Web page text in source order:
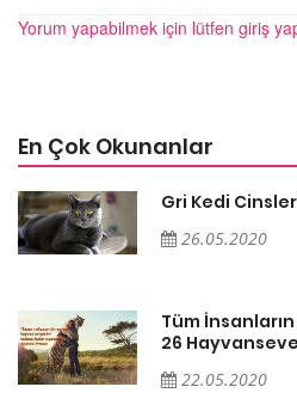
Yorum yapabilmek için lütfen giriş
En Çok Okunanlar
Gri Kedi
26.05.2020
Tüm
26
22.05.2020